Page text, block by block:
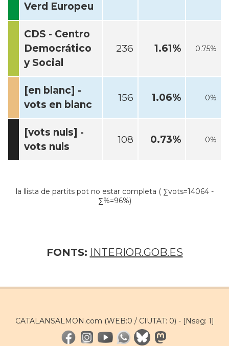
Verd Europeu
CDS - Centro
Democrático
y Social
236 1.61% 0.75%
[en blanc] -
vots en blanc
156 1.06% 0%
[vots nuls] -
vots nuls
108 0.73% 0%
la llista de partits pot no estar completa ( ∑vots=14064 -
∑%=96%)
FONTS: INTERIOR.GOB.ES
CATALANSALMON.com (WEB:0 / CIUTAT: 0) - [Nseg: 1]